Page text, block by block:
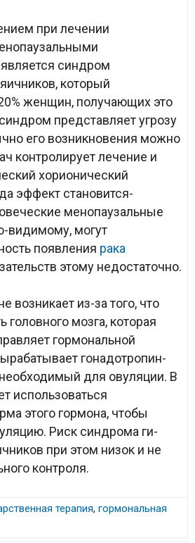
при лечении
синдром
который
женщин, получающих это
представляет угрозу
его возникновения можно
контролирует лечение и
хорионический
эффект становится­
менопаузальные
видимому, могут
появления рака
этому недостаточно.
возникает из-за того, что
головного мозга, которая
гормональной
гонадотро­пин-
для овуляции. В
использоваться
этого гормона, чтобы
Риск синдрома ги­
при этом низок и не
контроля.
терапия, гормональная